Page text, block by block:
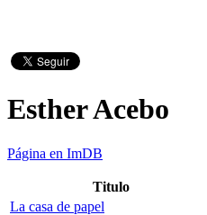
Esther Acebo
Página en ImDB
Titulo
La casa de papel